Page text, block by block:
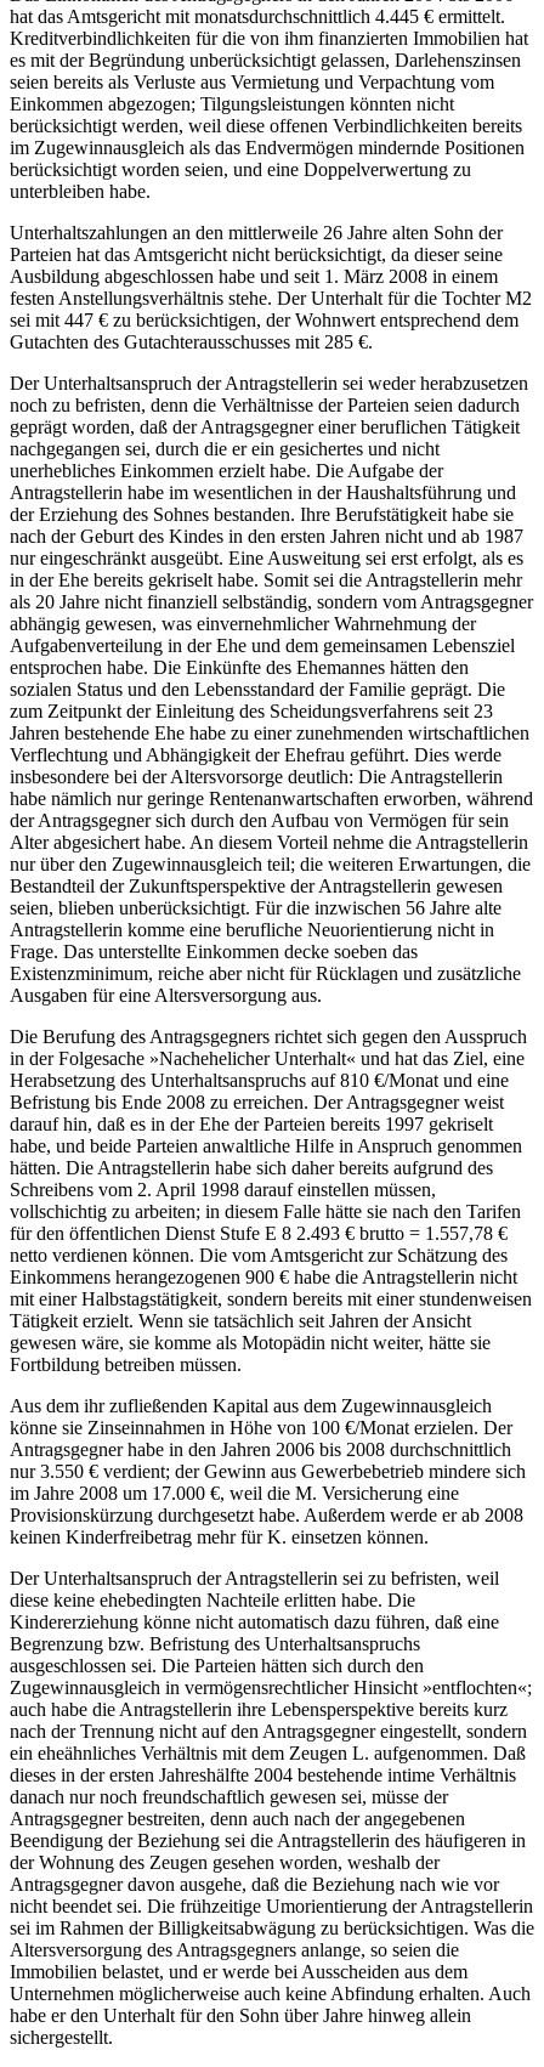
hat das Amtsgericht mit monatsdurchschnittlich 4.445 € ermittelt.
Kreditverbindlichkeiten für die von ihm finanzierten Immobilien hat
es mit der Begründung unberücksichtigt gelassen, Darlehenszinsen
seien bereits als Verluste aus Vermietung und Verpachtung vom
Einkommen abgezogen; Tilgungsleistungen könnten nicht
berücksichtigt werden, weil diese offenen Verbindlichkeiten bereits
im Zugewinnausgleich als das Endvermögen mindernde Positionen
berücksichtigt worden seien, und eine Doppelverwertung zu
unterbleiben habe.
Unterhaltszahlungen an den mittlerweile 26 Jahre alten Sohn der
Parteien hat das Amtsgericht nicht berücksichtigt, da dieser seine
Ausbildung abgeschlossen habe und seit 1. März 2008 in einem
festen Anstellungsverhältnis stehe. Der Unterhalt für die Tochter M2
sei mit 447 € zu berücksichtigen, der Wohnwert entsprechend dem
Gutachten des Gutachterausschusses mit 285 €.
Der Unterhaltsanspruch der Antragstellerin sei weder herabzusetzen
noch zu befristen, denn die Verhältnisse der Parteien seien dadurch
geprägt worden, daß der Antragsgegner einer beruflichen Tätigkeit
nachgegangen sei, durch die er ein gesichertes und nicht
unerhebliches Einkommen erzielt habe. Die Aufgabe der
Antragstellerin habe im wesentlichen in der Haushaltsführung und
der Erziehung des Sohnes bestanden. Ihre Berufstätigkeit habe sie
nach der Geburt des Kindes in den ersten Jahren nicht und ab 1987
nur eingeschränkt ausgeübt. Eine Ausweitung sei erst erfolgt, als es
in der Ehe bereits gekriselt habe. Somit sei die Antragstellerin mehr
als 20 Jahre nicht finanziell selbständig, sondern vom Antragsgegner
abhängig gewesen, was einvernehmlicher Wahrnehmung der
Aufgabenverteilung in der Ehe und dem gemeinsamen Lebensziel
entsprochen habe. Die Einkünfte des Ehemannes hätten den
sozialen Status und den Lebensstandard der Familie geprägt. Die
zum Zeitpunkt der Einleitung des Scheidungsverfahrens seit 23
Jahren bestehende Ehe habe zu einer zunehmenden wirtschaftlichen
Verflechtung und Abhängigkeit der Ehefrau geführt. Dies werde
insbesondere bei der Altersvorsorge deutlich: Die Antragstellerin
habe nämlich nur geringe Rentenanwartschaften erworben, während
der Antragsgegner sich durch den Aufbau von Vermögen für sein
Alter abgesichert habe. An diesem Vorteil nehme die Antragstellerin
nur über den Zugewinnausgleich teil; die weiteren Erwartungen, die
Bestandteil der Zukunftsperspektive der Antragstellerin gewesen
seien, blieben unberücksichtigt. Für die inzwischen 56 Jahre alte
Antragstellerin komme eine berufliche Neuorientierung nicht in
Frage. Das unterstellte Einkommen decke soeben das
Existenzminimum, reiche aber nicht für Rücklagen und zusätzliche
Ausgaben für eine Altersversorgung aus.
Die Berufung des Antragsgegners richtet sich gegen den Ausspruch
in der Folgesache »Nachehelicher Unterhalt« und hat das Ziel, eine
Herabsetzung des Unterhaltsanspruchs auf 810 €/Monat und eine
Befristung bis Ende 2008 zu erreichen. Der Antragsgegner weist
darauf hin, daß es in der Ehe der Parteien bereits 1997 gekriselt
habe, und beide Parteien anwaltliche Hilfe in Anspruch genommen
hätten. Die Antragstellerin habe sich daher bereits aufgrund des
Schreibens vom 2. April 1998 darauf einstellen müssen,
vollschichtig zu arbeiten; in diesem Falle hätte sie nach den Tarifen
für den öffentlichen Dienst Stufe E 8 2.493 € brutto = 1.557,78 €
netto verdienen können. Die vom Amtsgericht zur Schätzung des
Einkommens herangezogenen 900 € habe die Antragstellerin nicht
mit einer Halbstagstätigkeit, sondern bereits mit einer stundenweisen
Tätigkeit erzielt. Wenn sie tatsächlich seit Jahren der Ansicht
gewesen wäre, sie komme als Motopädin nicht weiter, hätte sie
Fortbildung betreiben müssen.
Aus dem ihr zufließenden Kapital aus dem Zugewinnausgleich
könne sie Zinseinnahmen in Höhe von 100 €/Monat erzielen. Der
Antragsgegner habe in den Jahren 2006 bis 2008 durchschnittlich
nur 3.550 € verdient; der Gewinn aus Gewerbebetrieb mindere sich
im Jahre 2008 um 17.000 €, weil die M. Versicherung eine
Provisionskürzung durchgesetzt habe. Außerdem werde er ab 2008
keinen Kinderfreibetrag mehr für K. einsetzen können.
Der Unterhaltsanspruch der Antragstellerin sei zu befristen, weil
diese keine ehebedingten Nachteile erlitten habe. Die
Kindererziehung könne nicht automatisch dazu führen, daß eine
Begrenzung bzw. Befristung des Unterhaltsanspruchs
ausgeschlossen sei. Die Parteien hätten sich durch den
Zugewinnausgleich in vermögensrechtlicher Hinsicht »entflochten«;
auch habe die Antragstellerin ihre Lebensperspektive bereits kurz
nach der Trennung nicht auf den Antragsgegner eingestellt, sondern
ein eheähnliches Verhältnis mit dem Zeugen L. aufgenommen. Daß
dieses in der ersten Jahreshälfte 2004 bestehende intime Verhältnis
danach nur noch freundschaftlich gewesen sei, müsse der
Antragsgegner bestreiten, denn auch nach der angegebenen
Beendigung der Beziehung sei die Antragstellerin des häufigeren in
der Wohnung des Zeugen gesehen worden, weshalb der
Antragsgegner davon ausgehe, daß die Beziehung nach wie vor
nicht beendet sei. Die frühzeitige Umorientierung der Antragstellerin
sei im Rahmen der Billigkeitsabwägung zu berücksichtigen. Was die
Altersversorgung des Antragsgegners anlange, so seien die
Immobilien belastet, und er werde bei Ausscheiden aus dem
Unternehmen möglicherweise auch keine Abfindung erhalten. Auch
habe er den Unterhalt für den Sohn über Jahre hinweg allein
sichergestellt.